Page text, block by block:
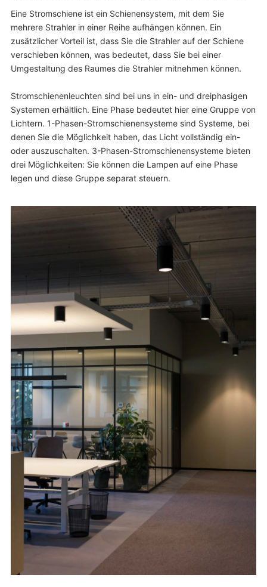
Eine Stromschiene ist ein Schienensystem, mit dem Sie
mehrere Strahler in einer Reihe aufhängen können. Ein
zusätzlicher Vorteil ist, dass Sie die Strahler auf der Schiene
verschieben können, was bedeutet, dass Sie bei einer
Umgestaltung des Raumes die Strahler mitnehmen können.
Stromschienenleuchten sind bei uns in ein- und dreiphasigen
Systemen erhältlich. Eine Phase bedeutet hier eine Gruppe von
Lichtern. 1-Phasen-Stromschienensysteme sind Systeme, bei
denen Sie die Möglichkeit haben, das Licht vollständig ein-
oder auszuschalten. 3-Phasen-Stromschienensysteme bieten
drei Möglichkeiten: Sie können die Lampen auf eine Phase
legen und diese Gruppe separat steuern.